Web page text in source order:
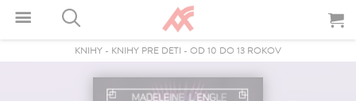
KNIHY - KNIHY PRE DETI - OD 10 DO 13 ROKOV